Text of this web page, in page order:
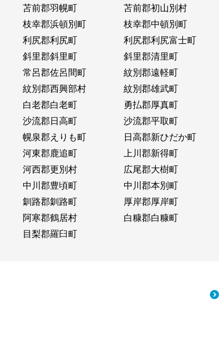
苫前郡羽幌町 苫前郡初山別村
枝幸郡浜頓別町 枝幸郡中頓別町
利尻郡利尻町 利尻郡利尻富士町
斜里郡斜里町 斜里郡清里町
常呂郡佐呂間町 紋別郡遠軽町
紋別郡西興部村 紋別郡雄武町
白老郡白老町 勇払郡厚真町
沙流郡日高町 沙流郡平取町
幌泉郡えりも町 日高郡新ひだか町
河東郡鹿追町 上川郡新得町
河西郡更別村 広尾郡大樹町
中川郡豊頃町 中川郡本別町
釧路郡釧路町 厚岸郡厚岸町
阿寒郡鶴居村 白糠郡白糠町
目梨郡羅臼町